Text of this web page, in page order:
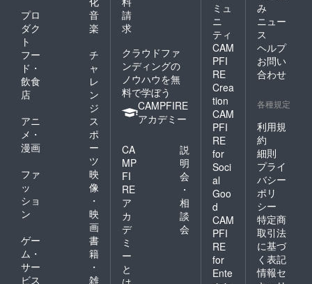
プロ
ダク
ト
音
楽
フー
ド・
飲食
店
チ
ャ
レ
ン
ジ
アニ
メ・
漫画
ス
ポ
ー
ツ
ファ
ッ
ショ
ン
映
像
・
映
画
ゲー
ム・
サー
ビス
書
籍
・
雑
請
求
クラウドファ
ンディングの
ノウハウを無
料で学ぼう
CAMPFIRE
アカデミー
CA
MP
FI
RE
ア
カ
デ
ミ
ー
と
説
明
会
・
相
談
会
ミュ
ニ
ティ
CAM
PFI
RE
Crea
tion
CAM
PFI
RE
for
Soci
al
Goo
d
CAM
PFI
RE
for
Ente
み
ニュー
ス
ヘルプ
お問い
合わせ
各種規定
利用規
約
細則
プライ
バシー
ポリ
シー
特定商
取引法
に基づ
く表記
情報セ